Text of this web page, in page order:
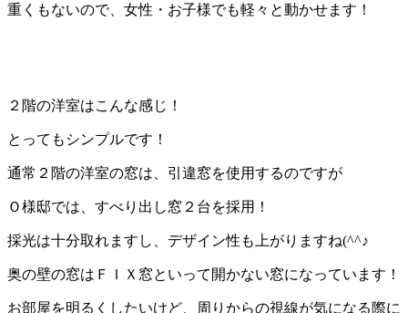
重くもないので、女性・お子様でも軽々と動かせます！
２階の洋室はこんな感じ！
とってもシンプルです！
通常２階の洋室の窓は、引違窓を使用するのですが
Ｏ様邸では、すべり出し窓２台を採用！
採光は十分取れますし、デザイン性も上がりますね(^^♪
奥の壁の窓はＦＩＸ窓といって開かない窓になっています！
お部屋を明るくしたいけど、周りからの視線が気になる際に